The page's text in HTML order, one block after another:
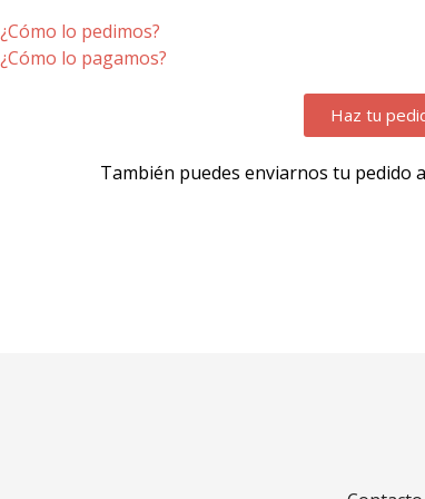
¿Cómo lo pedimos?
¿Cómo lo pagamos?
Haz tu
También puedes enviarnos tu pedido a